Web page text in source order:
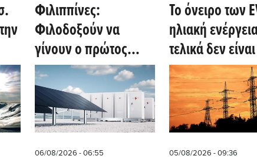
Φιλιππίνες:
Φιλοδοξούν να
γίνουν ο πρώτος
παγκόσμιος κόμβος
γεωλογικού
υδρογόνου (Oil Price)
Το όνειρο των
ηλιακή
τελικά δεν
άπιαστο (Clean
Technica)
06/08/2026 - 06:55 05/08/2026 - 09:36